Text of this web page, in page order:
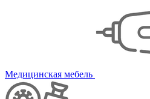
Медицинская мебель